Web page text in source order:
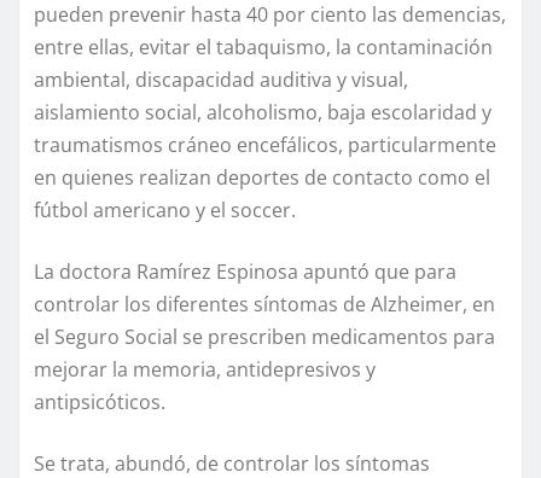
pueden prevenir hasta 40 por ciento las demencias,
entre ellas, evitar el tabaquismo, la contaminación
ambiental, discapacidad auditiva y visual,
aislamiento social, alcoholismo, baja escolaridad y
traumatismos cráneo encefálicos, particularmente
en quienes realizan deportes de contacto como el
fútbol americano y el soccer.
La doctora Ramírez Espinosa apuntó que para
controlar los diferentes síntomas de Alzheimer, en
el Seguro Social se prescriben medicamentos para
mejorar la memoria, antidepresivos y
antipsicóticos.
Se trata, abundó, de controlar los síntomas